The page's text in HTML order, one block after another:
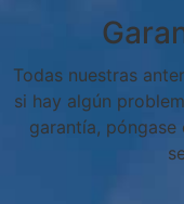
Todas nuestras
si hay algún
garantía,